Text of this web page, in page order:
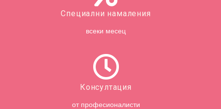
Специални намаления
всеки месец
Консултация
от професионалисти